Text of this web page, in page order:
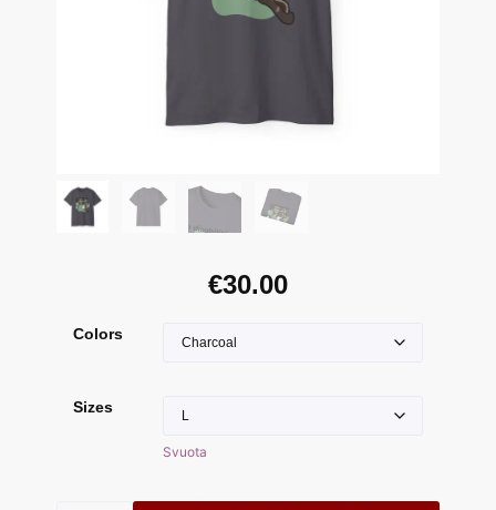
€30.00
Colors
Sizes
Svuota